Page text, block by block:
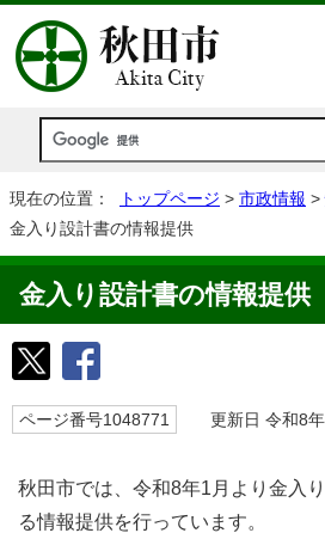
現在の位置： トップページ > 市政情報 >
金入り設計書の情報提供
金入り設計書の情報提供
ページ番号1048771 更新日 令和8年
秋田市では、令和8年1月より金入
る情報提供を行っています。